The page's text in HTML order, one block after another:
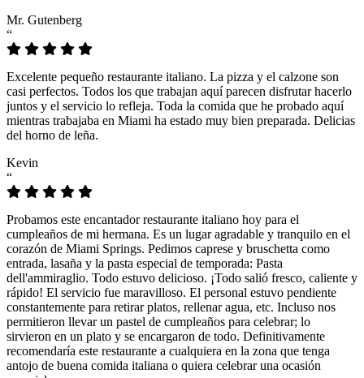
Mr. Gutenberg
“
Excelente pequeño restaurante italiano. La pizza y el calzone son
casi perfectos. Todos los que trabajan aquí parecen disfrutar hacerlo
juntos y el servicio lo refleja. Toda la comida que he probado aquí
mientras trabajaba en Miami ha estado muy bien preparada. Delicias
del horno de leña.
Kevin
“
Probamos este encantador restaurante italiano hoy para el
cumpleaños de mi hermana. Es un lugar agradable y tranquilo en el
corazón de Miami Springs. Pedimos caprese y bruschetta como
entrada, lasaña y la pasta especial de temporada: Pasta
dell'ammiraglio. Todo estuvo delicioso. ¡Todo salió fresco, caliente y
rápido! El servicio fue maravilloso. El personal estuvo pendiente
constantemente para retirar platos, rellenar agua, etc. Incluso nos
permitieron llevar un pastel de cumpleaños para celebrar; lo
sirvieron en un plato y se encargaron de todo. Definitivamente
recomendaría este restaurante a cualquiera en la zona que tenga
antojo de buena comida italiana o quiera celebrar una ocasión